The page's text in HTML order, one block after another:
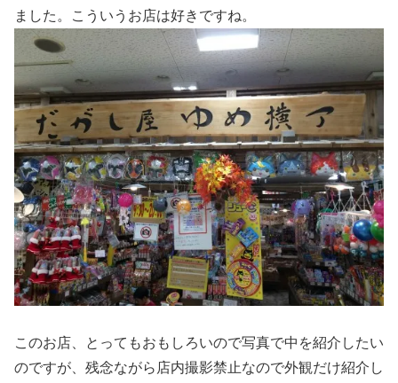
ました。こういうお店は好きですね。
このお店、とってもおもしろいので写真で中を紹介したい
のですが、残念ながら店内撮影禁止なので外観だけ紹介し